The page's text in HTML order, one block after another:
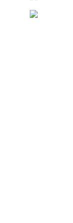
RSS